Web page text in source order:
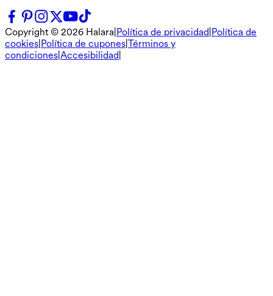
Copyright © 2026 Halara Política de privacidad Política de
cookies Política de cupones Términos y
condiciones Accesibilidad